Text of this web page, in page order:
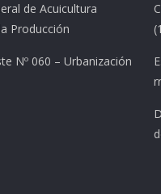
de Acuicultura
Producción
Nº 060 – Urbanización